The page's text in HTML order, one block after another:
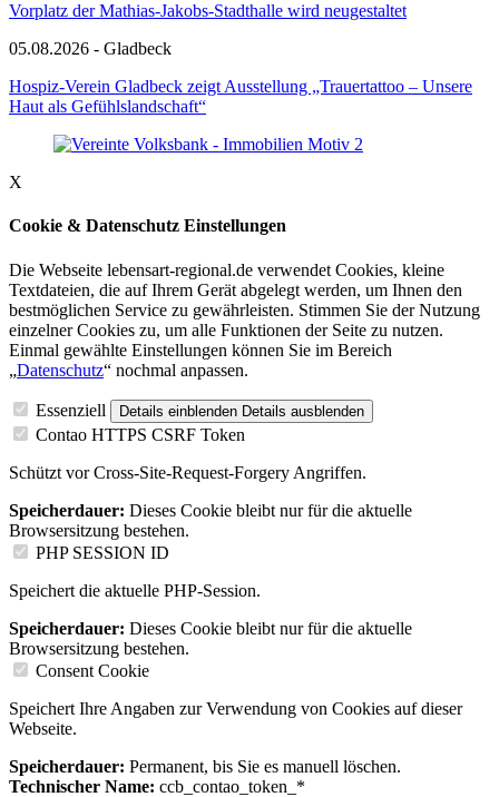
Vorplatz der Mathias-Jakobs-Stadthalle wird neugestaltet
05.08.2026 - Gladbeck
Hospiz-Verein Gladbeck zeigt Ausstellung „Trauertattoo – Unsere
Haut als Gefühlslandschaft“
X
Cookie & Datenschutz Einstellungen
Die Webseite lebensart-regional.de verwendet Cookies, kleine
Textdateien, die auf Ihrem Gerät abgelegt werden, um Ihnen den
bestmöglichen Service zu gewährleisten. Stimmen Sie der Nutzung
einzelner Cookies zu, um alle Funktionen der Seite zu nutzen.
Einmal gewählte Einstellungen können Sie im Bereich
„Datenschutz“ nochmal anpassen.
Essenziell Details einblenden Details ausblenden
Contao HTTPS CSRF Token
Schützt vor Cross-Site-Request-Forgery Angriffen.
Speicherdauer: Dieses Cookie bleibt nur für die aktuelle
Browsersitzung bestehen.
PHP SESSION ID
Speichert die aktuelle PHP-Session.
Speicherdauer: Dieses Cookie bleibt nur für die aktuelle
Browsersitzung bestehen.
Consent Cookie
Speichert Ihre Angaben zur Verwendung von Cookies auf dieser
Webseite.
Speicherdauer: Permanent, bis Sie es manuell löschen.
Technischer Name: ccb_contao_token_*